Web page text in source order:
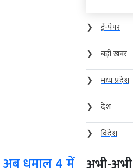
❯
ई-पेपर
❯
बड़ी खबर
❯
मध्य प्रदेश
❯
देश
❯
विदेश